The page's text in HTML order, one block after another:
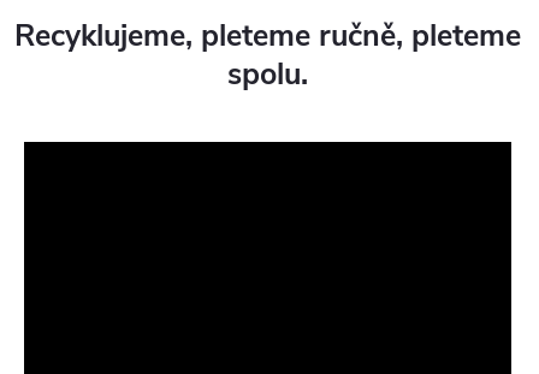
Recyklujeme, pleteme ručně, pleteme
spolu.